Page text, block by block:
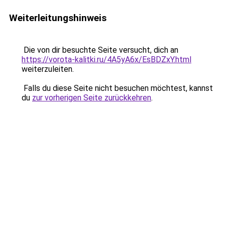
Weiterleitungshinweis
Die von dir besuchte Seite versucht, dich an
https://vorota-kalitki.ru/4A5yA6x/EsBDZxY.html
weiterzuleiten.
Falls du diese Seite nicht besuchen möchtest, kannst
du zur vorherigen Seite zurückkehren.